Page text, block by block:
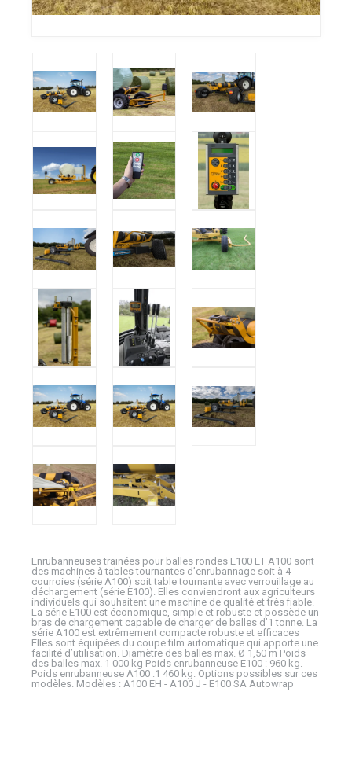
Enrubanneuses trainées pour balles rondes E100 ET A100 sont
des machines à tables tournantes d’enrubannage soit à 4
courroies (série A100) soit table tournante avec verrouillage au
déchargement (série E100). Elles conviendront aux agriculteurs
individuels qui souhaitent une machine de qualité et très fiable.
La série E100 est économique, simple et robuste et possède un
bras de chargement capable de charger de balles d’1 tonne. La
série A100 est extrêmement compacte robuste et efficaces
Elles sont équipées du coupe film automatique qui apporte une
facilité d’utilisation. Diamètre des balles max. Ø 1,50 m Poids
des balles max. 1 000 kg Poids enrubanneuse E100 : 960 kg.
Poids enrubanneuse A100 :1 460 kg. Options possibles sur ces
modèles. Modèles : A100 EH - A100 J - E100 SA Autowrap